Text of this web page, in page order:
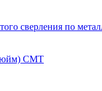
сверления по
СМТ